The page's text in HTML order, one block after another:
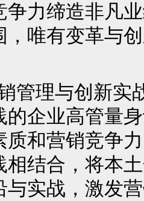
争力缔造非凡
，唯有变革与
管理与创新实
的企业高管量
质和营销竞争
相结合，将本
与实战，激发